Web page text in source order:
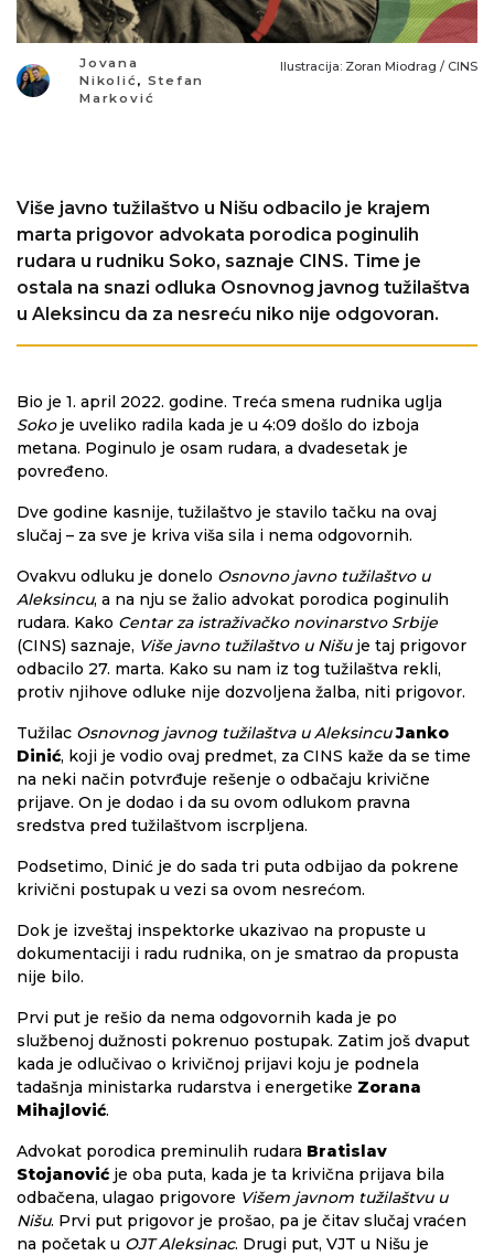
Jovana
Nikolić,Stefan
Marković
Ilustracija: Zoran Miodrag / CINS
Više javno tužilaštvo u Nišu odbacilo je krajem
marta prigovor advokata porodica poginulih
rudara u rudniku Soko, saznaje CINS. Time je
ostala na snazi odluka Osnovnog javnog tužilaštva
u Aleksincu da za nesreću niko nije odgovoran.
Bio je 1. april 2022. godine. Treća smena rudnika uglja
Sokoje uveliko radila kada je u 4:09 došlo do izboja
metana. Poginulo je osam rudara, a dvadesetak je
povređeno.
Dve godine kasnije, tužilaštvo je stavilo tačku na ovaj
slučaj – za sve je kriva viša sila i nema odgovornih.
Ovakvu odluku je donelo Osnovno javno tužilaštvo u
Aleksincu, a na nju se žalio advokat porodica poginulih
rudara. Kako Centar za istraživačko novinarstvo Srbije
(CINS) saznaje, Više javno tužilaštvo u Nišuje taj prigovor
odbacilo 27. marta. Kako su nam iz tog tužilaštva rekli,
protiv njihove odluke nije dozvoljena žalba, niti prigovor.
Tužilac Osnovnog javnog tužilaštva u Aleksincu Janko
Dinić, koji je vodio ovaj predmet, za CINS kaže da se time
na neki način potvrđuje rešenje o odbačaju krivične
prijave. On je dodao i da su ovom odlukom pravna
sredstva pred tužilaštvom iscrpljena.
Podsetimo, Dinić je do sada tri puta odbijao da pokrene
krivični postupak u vezi sa ovom nesrećom.
Dok je izveštaj inspektorke ukazivao na propuste u
dokumentaciji i radu rudnika, on je smatrao da propusta
nije bilo.
Prvi put je rešio da nema odgovornih kada je po
službenoj dužnosti pokrenuo postupak. Zatim još dvaput
kada je odlučivao o krivičnoj prijavi koju je podnela
tadašnja ministarka rudarstva i energetike Zorana
Mihajlović.
Advokat porodica preminulih rudara Bratislav
Stojanović je oba puta, kada je ta krivična prijava bila
odbačena, ulagao prigovore Višem javnom tužilaštvu u
Nišu. Prvi put prigovor je prošao, pa je čitav slučaj vraćen
na početak u OJT Aleksinac. Drugi put, VJT u Nišu je